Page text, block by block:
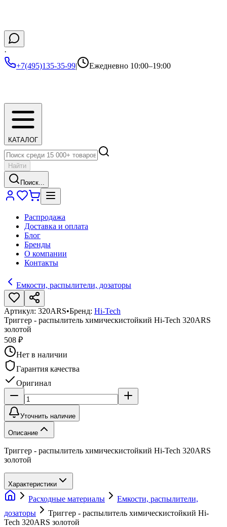
·
+7(495)135-35-99| Ежедневно 10:00–19:00
КАТАЛОГ
Найти
Поиск...
Распродажа
Доставка и оплата
Блог
Бренды
О компании
Контакты
Емкости, распылители, дозаторы
Артикул: 320ARS•Бренд: Hi-Tech
Триггер - распылитель химическистойкий Hi-Tech 320ARS
золотой
508 ₽
Нет в наличии
Гарантия качества
Оригинал
Уточнить наличие
Описание
Триггер - распылитель химическистойкий Hi-Tech 320ARS
золотой
Характеристики
Расходные материалы
Емкости, распылители,
дозаторы
Триггер - распылитель химическистойкий Hi-
Tech 320ARS золотой